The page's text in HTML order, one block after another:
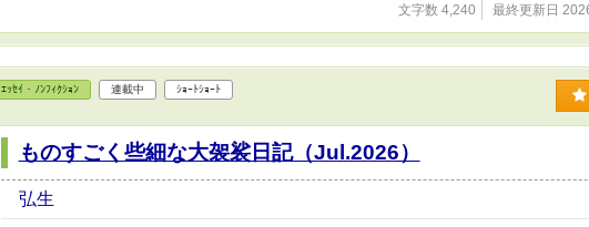
文字数 4,240 最終更新日
ｴｯｾｲ・ﾉﾝﾌｨｸｼｮﾝ 連載中 ｼｮｰﾄｼｮｰﾄ
ものすごく些細な大袈裟日記（Jul.2026）
弘生